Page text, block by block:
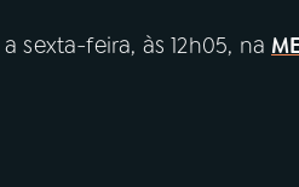
sexta-feira, às 12h05, na